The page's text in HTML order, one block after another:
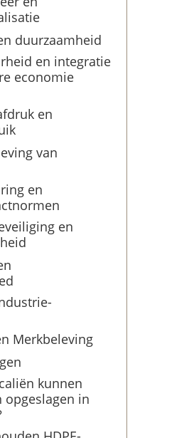
duurzaamheid
en integratie
economie
en
van
en
en
Merkbeleving
kunnen
in